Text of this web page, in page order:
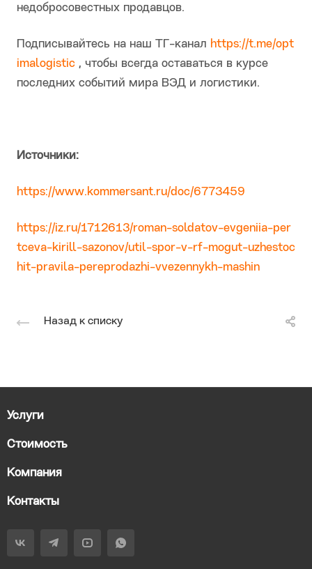
недобросовестных продавцов.
Подписывайтесь на наш ТГ-канал https://t.me/opt
imalogistic , чтобы всегда оставаться в курсе
последних событий мира ВЭД и логистики.
Источники:
https://www.kommersant.ru/doc/6773459
https://iz.ru/1712613/roman-soldatov-evgeniia-per
tceva-kirill-sazonov/util-spor-v-rf-mogut-uzhestoc
hit-pravila-pereprodazhi-vvezennykh-mashin
Назад к списку
Услуги
Стоимость
Компания
Контакты